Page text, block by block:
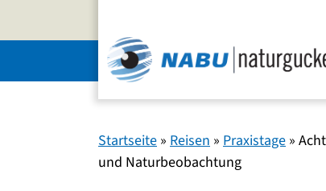
Startseite » Reisen » Praxistage »
und Naturbeobachtung